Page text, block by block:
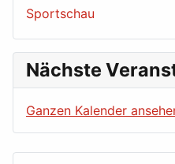
Sportschau
Nächste
Ganzen Kalender